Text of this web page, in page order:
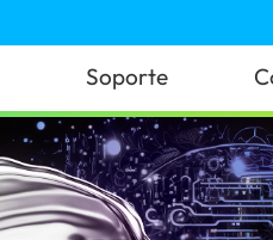
Soporte